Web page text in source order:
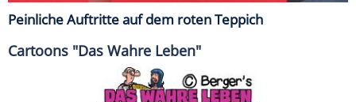
Peinliche Auftritte auf dem roten Teppich
Cartoons "Das Wahre Leben"